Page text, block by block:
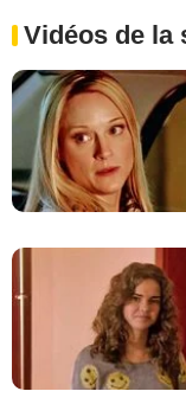
Vidéos de la